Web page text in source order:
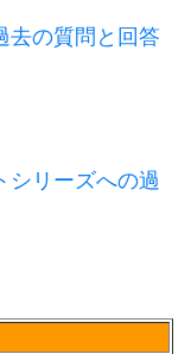
去の質問と回答
シリーズへの過